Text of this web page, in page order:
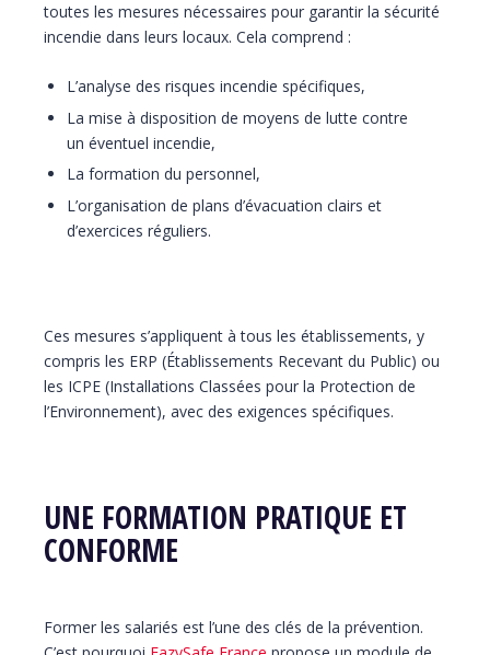
toutes les mesures nécessaires pour garantir la sécurité
incendie dans leurs locaux. Cela comprend :
L’analyse des risques incendie spécifiques,
La mise à disposition de moyens de lutte contre
un éventuel incendie,
La formation du personnel,
L’organisation de plans d’évacuation clairs et
d’exercices réguliers.
Ces mesures s’appliquent à tous les établissements, y
compris les ERP (Établissements Recevant du Public) ou
les ICPE (Installations Classées pour la Protection de
l’Environnement), avec des exigences spécifiques.
UNE FORMATION PRATIQUE ET
CONFORME
Former les salariés est l’une des clés de la prévention.